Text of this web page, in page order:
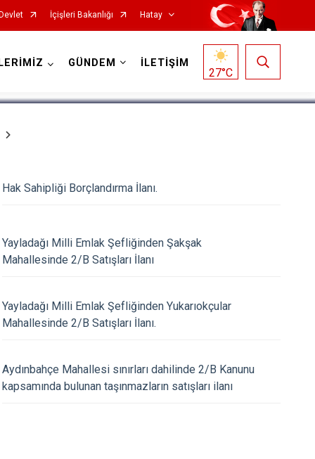
İçişleri Bakanlığı Hatay
Yayladağı
Arsuz
Antakya
GÜNDEM İLETİŞİM
27°C
Emanetleri Baş
19 Mayıs Atatürk’ü
Hak Sahipliği Borçlandırma İlanı.
Yayladağı Milli Emlak Şefliğinden Şakşak
Mahallesinde 2/B Satışları İlanı
Yayladağı Milli Emlak Şefliğinden Yukarıokçular
Mahallesinde 2/B Satışları İlanı.
Aydınbahçe Mahallesi sınırları dahilinde 2/B Kanunu
kapsamında bulunan taşınmazların satışları ilanı